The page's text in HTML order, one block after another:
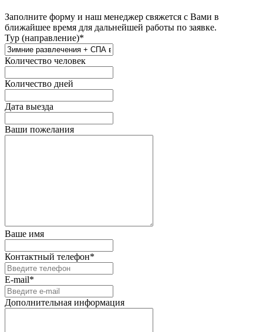
Заполните форму и наш менеджер свяжется с Вами в
ближайшее время для дальнейшей работы по заявке.
Тур (направление)*
Количество человек
Количество дней
Дата выезда
Ваши пожелания
Ваше имя
Контактный телефон*
E-mail*
Дополнительная информация